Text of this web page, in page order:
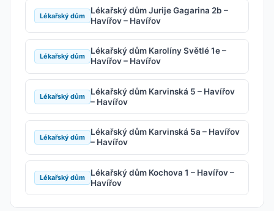
Lékařský dům
Lékařský dům Jurije Gagarina 2b –
Havířov – Havířov
Lékařský dům
Lékařský dům Karolíny Světlé 1e –
Havířov – Havířov
Lékařský dům
Lékařský dům Karvinská 5 – Havířov
– Havířov
Lékařský dům
Lékařský dům Karvinská 5a – Havířov
– Havířov
Lékařský dům
Lékařský dům Kochova 1 – Havířov –
Havířov